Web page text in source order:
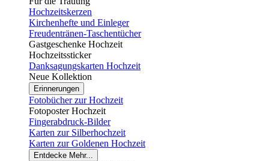
Hochzeitskerzen
Kirchenhefte und Einleger
Freudentränen-Taschentücher
Gastgeschenke Hochzeit
Hochzeitssticker
Danksagungskarten Hochzeit
Neue Kollektion
Erinnerungen
Fotobücher zur Hochzeit
Fotoposter Hochzeit
Fingerabdruck-Bilder
Karten zur Silberhochzeit
Karten zur Goldenen Hochzeit
Entdecke Mehr...